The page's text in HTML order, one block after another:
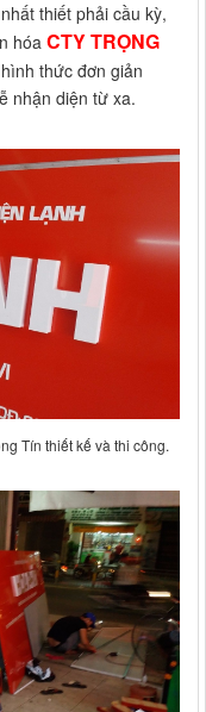
thiết phải cầu kỳ,
hóa CTY TRỌNG
thức đơn giản
nhận diện từ xa.
Tín thiết kế và thi công.